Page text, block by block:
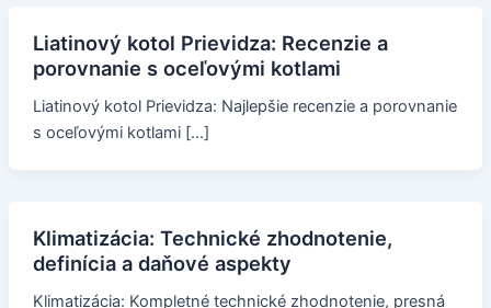
Liatinový kotol Prievidza: Recenzie a
porovnanie s oceľovými kotlami
Liatinový kotol Prievidza: Najlepšie recenzie a porovnanie
s oceľovými kotlami […]
Klimatizácia: Technické zhodnotenie,
definícia a daňové aspekty
Klimatizácia: Kompletné technické zhodnotenie, presná